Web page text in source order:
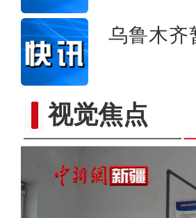
乌鲁木齐
视觉焦点
新疆和田市